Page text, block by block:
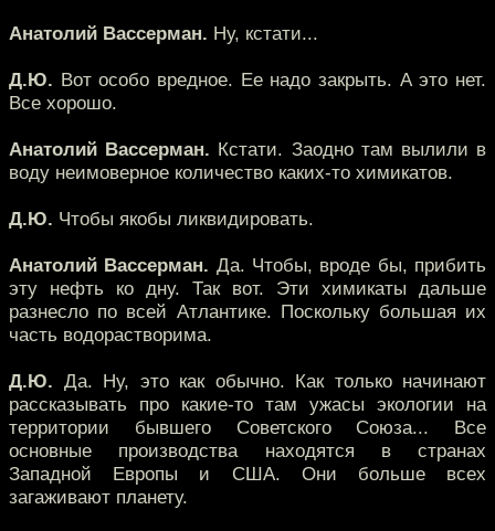
Анатолий Вассерман. Ну, кстати...
Д.Ю. Вот особо вредное. Ее надо закрыть. А это нет.
Все хорошо.
Анатолий Вассерман. Кстати. Заодно там вылили в
воду неимоверное количество каких-то химикатов.
Д.Ю. Чтобы якобы ликвидировать.
Анатолий Вассерман. Да. Чтобы, вроде бы, прибить
эту нефть ко дну. Так вот. Эти химикаты дальше
разнесло по всей Атлантике. Поскольку большая их
часть водорастворима.
Д.Ю. Да. Ну, это как обычно. Как только начинают
рассказывать про какие-то там ужасы экологии на
территории бывшего Советского Союза... Все
основные производства находятся в странах
Западной Европы и США. Они больше всех
загаживают планету.